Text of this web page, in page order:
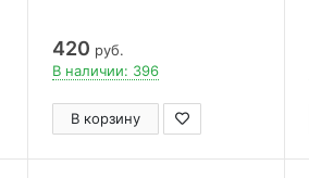
420 руб.
В наличии: 396
В корзину